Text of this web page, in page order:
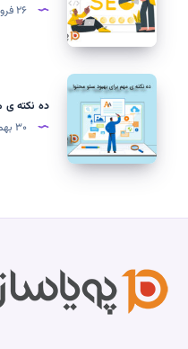
عملکرد
آن
بر
روی
موتورهای
جستجو
۲۶ فروردین ۱۴۰۲
ده
نکته
مهم
برای
سئو
ده نکته ی
۳۰ بهمن ۱۴۰۱